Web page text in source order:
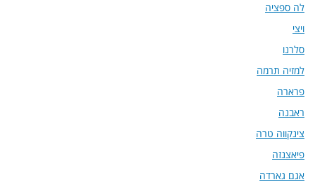
לה ספציה
ויצי
סלרנו
למזיה תרמה
פרארה
ראבנה
צינקווה טרה
פיאצנזה
אגם גארדה